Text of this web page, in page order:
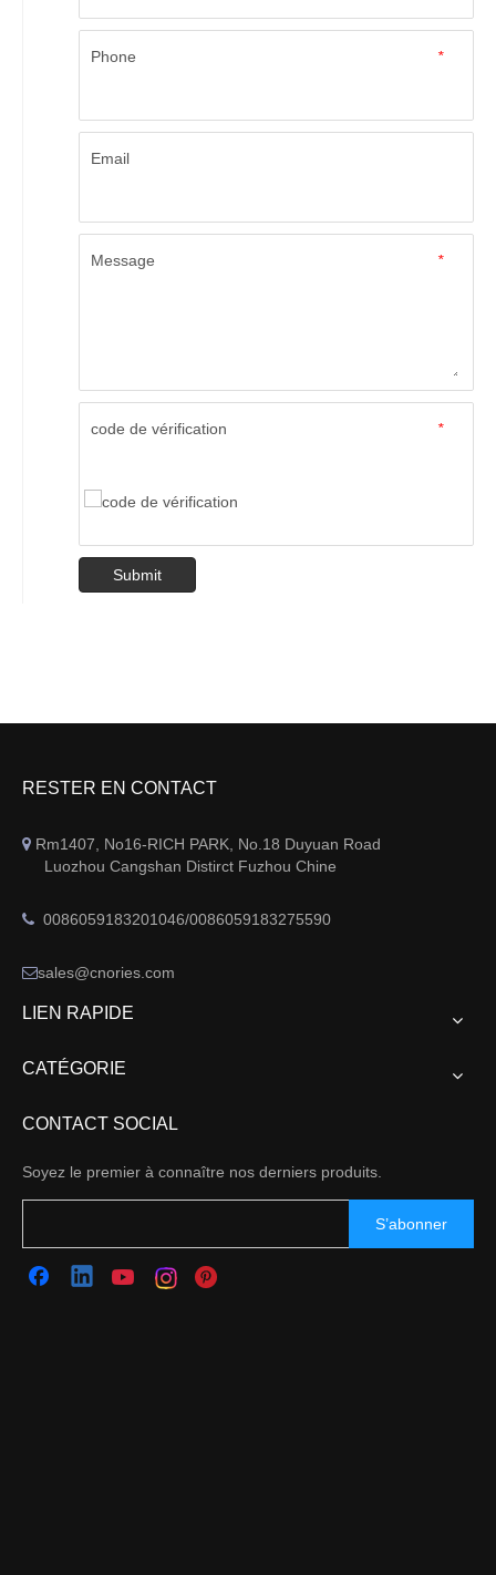
*
Phone
Email
*
Message
*
code de vérification
Submit
RESTER EN CONTACT
 Rm1407, No16-RICH PARK, No.18 Duyuan Road
Luozhou Cangshan Distirct Fuzhou Chine
 0086059183201046/0086059183275590
sales@cnories.com
LIEN RAPIDE
CATÉGORIE
CONTACT SOCIAL
Soyez le premier à connaître nos derniers produits.
S’abonner